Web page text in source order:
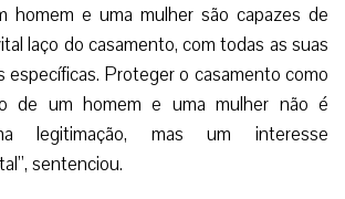
homem e uma mulher são capazes de
laço do casamento, com todas as suas
específicas. Proteger o casamento como
de um homem e uma mulher não é
legitimação, mas um interesse
sentenciou.